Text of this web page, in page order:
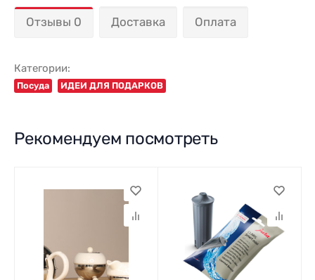
Отзывы 0 Доставка Оплата
Категории:
Посуда ИДЕИ ДЛЯ ПОДАРКОВ
Рекомендуем посмотреть